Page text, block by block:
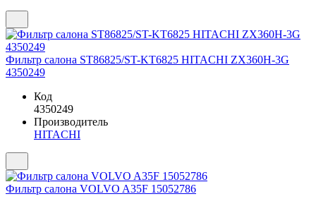
Фильтр салона ST86825/ST-KT6825 HITACHI ZX360H-3G
4350249
Код
4350249
Производитель
HITACHI
Фильтр салона VOLVO A35F 15052786